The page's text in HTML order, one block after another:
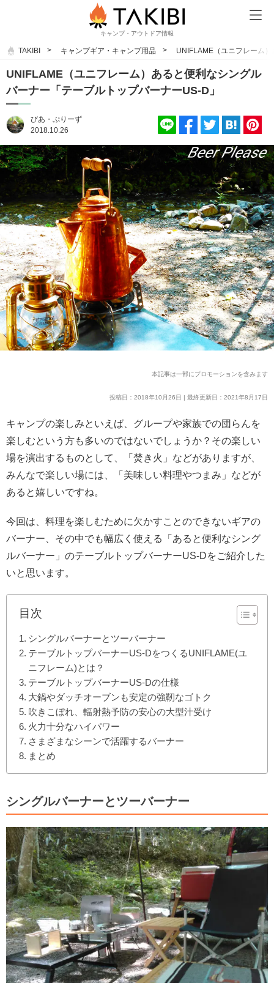
キャンプ・アウトドア情報
TAKIBI キャンプギア・キャンプ用品 UNIFLAME（ユニフレーム
UNIFLAME（ユニフレーム）あると便利なシングル
バーナー「テーブルトップバーナーUS-D」
びあ・ぷりーず
2018.10.26
本記事は一部にプロモーションを含みます
投稿日：2018年10月26日 | 最終更新日：2021年8月17日
キャンプの楽しみといえば、グループや家族での団らんを
楽しむという方も多いのではないでしょうか？その楽しい
場を演出するものとして、「焚き火」などがありますが、
みんなで楽しい場には、「美味しい料理やつまみ」などが
あると嬉しいですね。
今回は、料理を楽しむために欠かすことのできないギアの
バーナー、その中でも幅広く使える「あると便利なシング
ルバーナー」のテーブルトップバーナーUS-Dをご紹介した
いと思います。
目次
シングルバーナーとツーバーナー
テーブルトップバーナーUS-DをつくるUNIFLAME(ユ
ニフレーム)とは？
テーブルトップバーナーUS-Dの仕様
大鍋やダッチオーブンも安定の強靭なゴトク
吹きこぼれ、輻射熱予防の安心の大型汁受け
火力十分なハイパワー
さまざまなシーンで活躍するバーナー
まとめ
シングルバーナーとツーバーナー